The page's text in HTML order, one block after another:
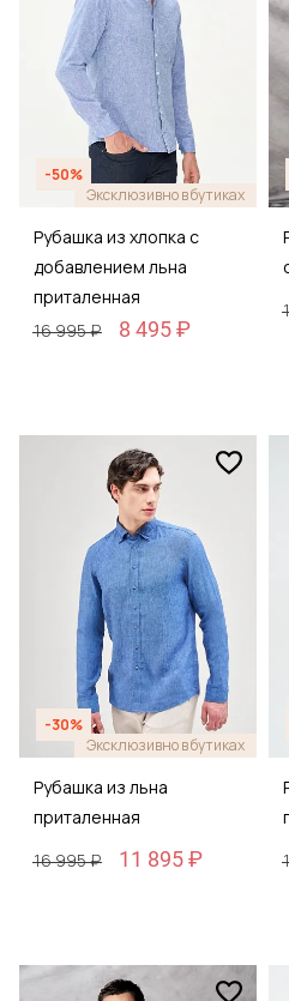
-50%
Эксклюзивно в бутиках
Рубашка из хлопка с
добавлением льна
приталенная
16 995 ₽
8 495 ₽
-30%
Эксклюзивно в бутиках
Рубашка из льна
приталенная
16 995 ₽
11 895 ₽